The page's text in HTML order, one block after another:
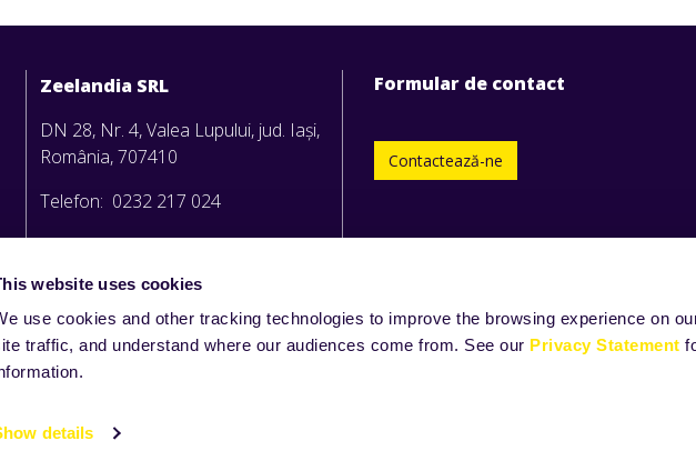
website uses cookies
use cookies and other tracking technologies to improve the browsing experience on
traffic, and understand where our audiences come from. See our Privacy Statement
details
Zeelandia SRL
DN 28, Nr. 4, Valea Lupului, jud. Iași,
România, 707410
Telefon: 0232 217 024
office@zeelandia.ro
Formular de contact
Contactează-ne